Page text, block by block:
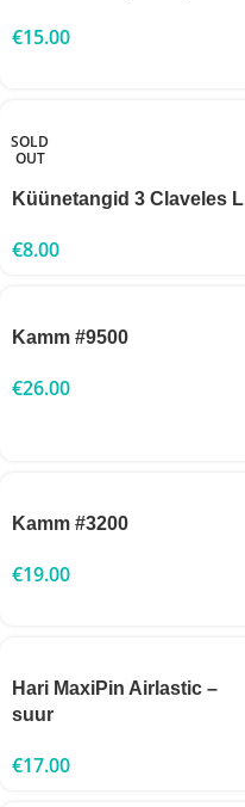
€15.00
SOLD
OUT
Küünetangid 3 Claveles L
€8.00
Kamm #9500
€26.00
Kamm #3200
€19.00
Hari MaxiPin Airlastic –
suur
€17.00